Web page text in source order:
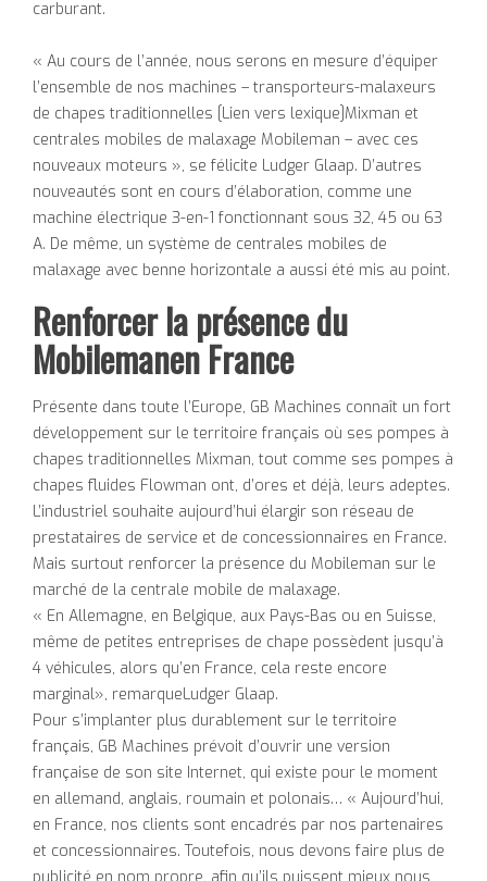
carburant.
« Au cours de l’année, nous serons en mesure d’équiper
l’ensemble de nos machines – transporteurs-malaxeurs
de chapes traditionnelles [Lien vers lexique]Mixman et
centrales mobiles de malaxage Mobileman – avec ces
nouveaux moteurs », se félicite Ludger Glaap. D’autres
nouveautés sont en cours d’élaboration, comme une
machine électrique 3-en-1 fonctionnant sous 32, 45 ou 63
A. De même, un système de centrales mobiles de
malaxage avec benne horizontale a aussi été mis au point.
Renforcer la présence du
Mobilemanen France
Présente dans toute l’Europe, GB Machines connaît un fort
développement sur le territoire français où ses pompes à
chapes traditionnelles Mixman, tout comme ses pompes à
chapes fluides Flowman ont, d’ores et déjà, leurs adeptes.
L’industriel souhaite aujourd’hui élargir son réseau de
prestataires de service et de concessionnaires en France.
Mais surtout renforcer la présence du Mobileman sur le
marché de la centrale mobile de malaxage.
« En Allemagne, en Belgique, aux Pays-Bas ou en Suisse,
même de petites entreprises de chape possèdent jusqu’à
4 véhicules, alors qu’en France, cela reste encore
marginal», remarqueLudger Glaap.
Pour s’implanter plus durablement sur le territoire
français, GB Machines prévoit d’ouvrir une version
française de son site Internet, qui existe pour le moment
en allemand, anglais, roumain et polonais… « Aujourd’hui,
en France, nos clients sont encadrés par nos partenaires
et concessionnaires. Toutefois, nous devons faire plus de